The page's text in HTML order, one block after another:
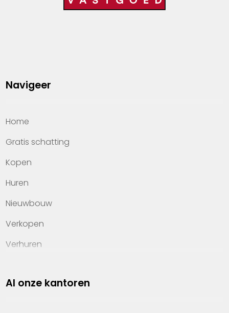
Navigeer
Home
Gratis schatting
Kopen
Huren
Nieuwbouw
Verkopen
Verhuren
Property management
Al onze kantoren